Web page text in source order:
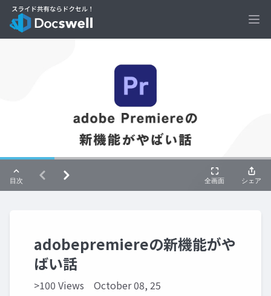
adobepremiereの新機能がや
ばい話
>100 Views October 08, 25